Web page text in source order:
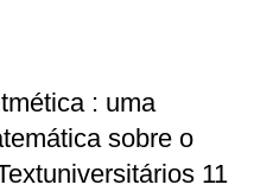
: uma
sobre o
11